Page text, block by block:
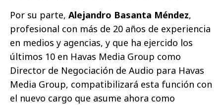
Por su parte, Alejandro Basanta Méndez,
profesional con más de 20 años de experiencia
en medios y agencias, y que ha ejercido los
últimos 10 en Havas Media Group como
Director de Negociación de Audio para Havas
Media Group, compatibilizará esta función con
el nuevo cargo que asume ahora como